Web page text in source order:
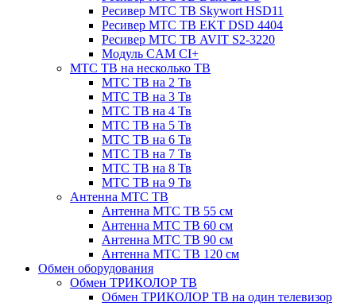
Ресивер МТС ТВ Skywort HSD11
Ресивер МТС ТВ EKT DSD 4404
Ресивер МТС ТВ AVIT S2-3220
Модуль CAM CI+
МТС ТВ на несколько ТВ
МТС ТВ на 2 Тв
МТС ТВ на 3 Тв
МТС ТВ на 4 Тв
МТС ТВ на 5 Тв
МТС ТВ на 6 Тв
МТС ТВ на 7 Тв
МТС ТВ на 8 Тв
МТС ТВ на 9 Тв
Антенна МТС ТВ
Антенна МТС ТВ 55 см
Антенна МТС ТВ 60 см
Антенна МТС ТВ 90 см
Антенна МТС ТВ 120 см
Обмен оборудования
Обмен ТРИКОЛОР ТВ
Обмен ТРИКОЛОР ТВ на один телевизор